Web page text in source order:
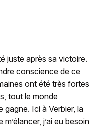
juste après sa victoire.
conscience de ce
ont été très fortes
tout le monde
Ici à Verbier, la
j’ai eu besoin